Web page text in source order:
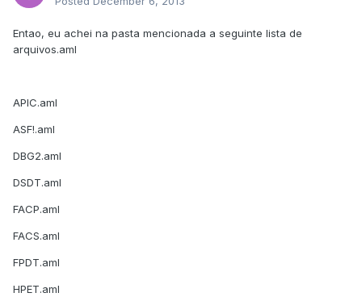
Entao, eu achei na pasta mencionada a seguinte lista de
arquivos.aml
APIC.aml
ASF!.aml
DBG2.aml
DSDT.aml
FACP.aml
FACS.aml
FPDT.aml
HPET.aml